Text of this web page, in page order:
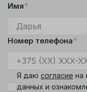
Имя*
Номер телефона*
Я даю согласие на
данных и